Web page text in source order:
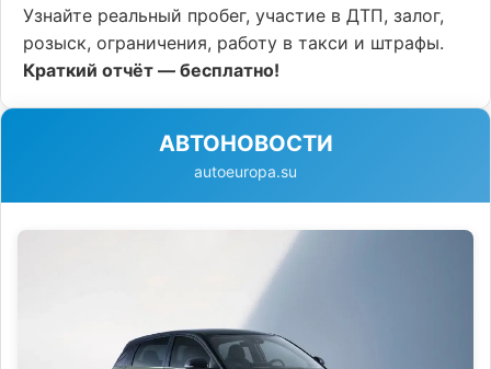
Узнайте реальный пробег, участие в ДТП, залог,
розыск, ограничения, работу в такси и штрафы.
Краткий отчёт — бесплатно!
АВТОНОВОСТИ
autoeuropa.su